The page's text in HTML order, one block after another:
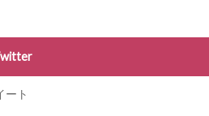
ート